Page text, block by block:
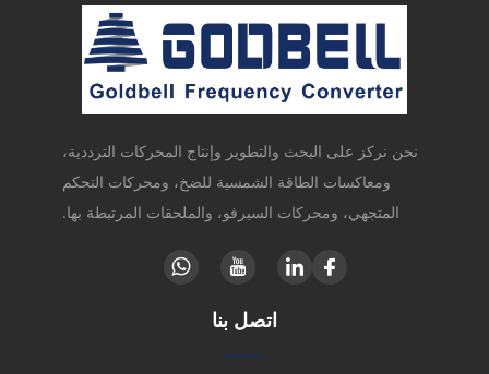
نحن نركز على البحث والتطوير وإنتاج المحركات الترددية،
ومعاكسات الطاقة الشمسية للضخ، ومحركات التحكم
المتجهي، ومحركات السيرفو، والملحقات المرتبطة بها.
اتصل بنا